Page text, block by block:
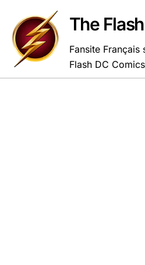
contenu
The
Fansite Français
Flash DC Comics